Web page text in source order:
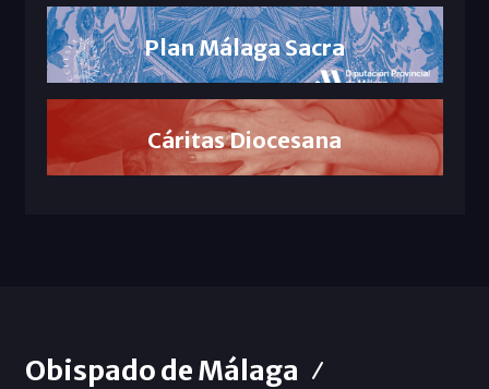
Plan Málaga Sacra
Cáritas Diocesana
Obispado de Málaga